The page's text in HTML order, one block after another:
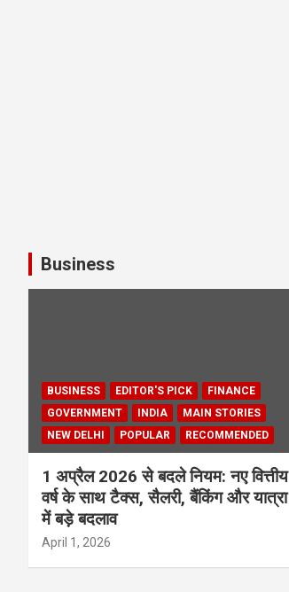
Business
BUSINESS EDITOR'S PICK
FINANCE
GOVERNMENT
INDIA
MAIN STORIES
NEW DELHI
POPULAR RECOMMENDED
1 अप्रैल 2026 से बदले नियम: नए वित्तीय
वर्ष के साथ टैक्स, सैलरी, बैंकिंग और यात्रा
में बड़े बदलाव
April 1, 2026